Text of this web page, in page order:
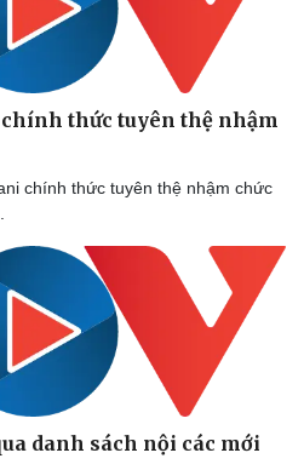
thức tuyên thệ nhậm
chính thức tuyên thệ nhậm chức
danh sách nội các mới